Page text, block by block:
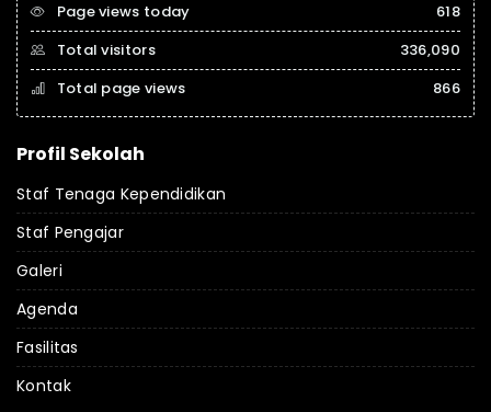
Page views today
618
Total visitors
336,090
Total page views
866
Profil Sekolah
Staf Tenaga Kependidikan
Staf Pengajar
Galeri
Agenda
Fasilitas
Kontak